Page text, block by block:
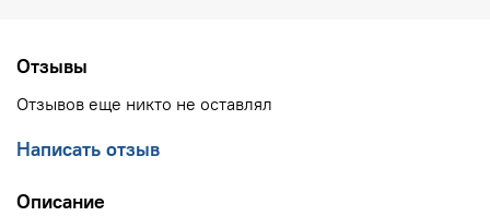
Отзывы
Отзывов еще никто не оставлял
Написать отзыв
Описание